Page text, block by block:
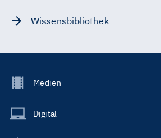
Wissensbibliothek
Footer
Main
Medien
Digital